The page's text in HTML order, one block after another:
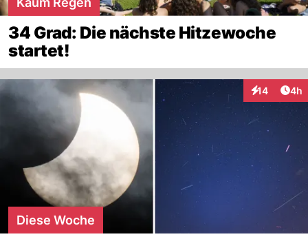
34 Grad: Die nächste Hitzewoche
startet!
14
Interaktionen
4h
Diese Woche